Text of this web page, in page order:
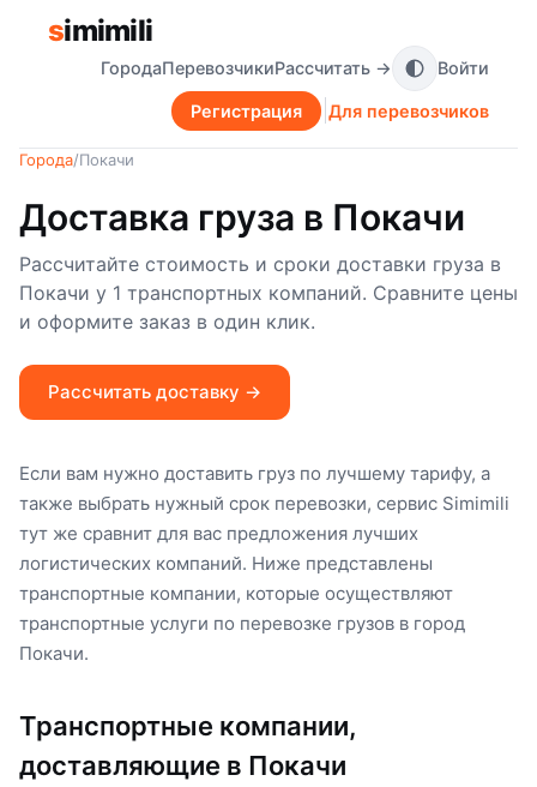
simimili
ГородаПеревозчикиРассчитать → Войти
Регистрация Для перевозчиков
Города/Покачи
Доставка груза в Покачи
Рассчитайте стоимость и сроки доставки груза в
Покачи у 1 транспортных компаний. Сравните цены
и оформите заказ в один клик.
Рассчитать доставку →
Если вам нужно доставить груз по лучшему тарифу, а
также выбрать нужный срок перевозки, сервис Simimili
тут же сравнит для вас предложения лучших
логистических компаний. Ниже представлены
транспортные компании, которые осуществляют
транспортные услуги по перевозке грузов в город
Покачи.
Транспортные компании,
доставляющие в Покачи